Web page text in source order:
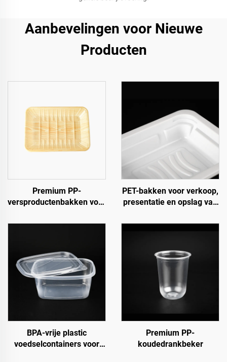
Aanbevelingen voor Nieuwe
Producten
Premium PP-
versproductenbakken voor
PET-bakken voor verkoop,
presentatie en opslag van
BPA-vrije plastic
voedselcontainers voor
Premium PP-
koudedrankbeker